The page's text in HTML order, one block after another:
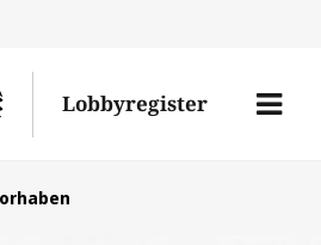
Lobbyregister
Menü